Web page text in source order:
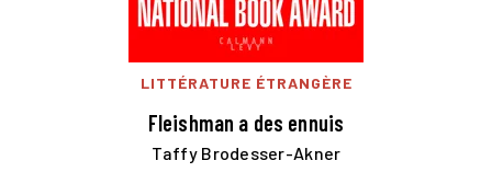
LITTÉRATURE ÉTRANGÈRE
Fleishman a des ennuis
Taffy Brodesser-Akner